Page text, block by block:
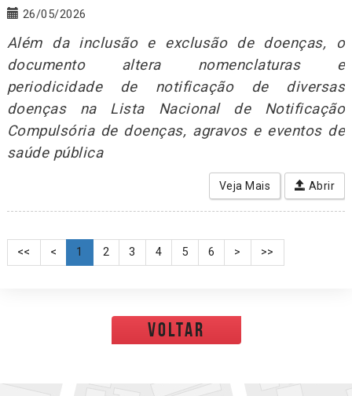
26/05/2026
Além da inclusão e exclusão de doenças, o
documento altera nomenclaturas e
periodicidade de notificação de diversas
doenças na Lista Nacional de Notificação
Compulsória de doenças, agravos e eventos de
saúde pública
Veja Mais Abrir
<< < 1 2 3 4 5 6 > >>
voltar